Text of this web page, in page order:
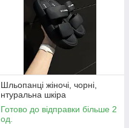
Шльопанці жіночі, чорні,
нтуральна шкіра
Готово до відправки більше 2
од.